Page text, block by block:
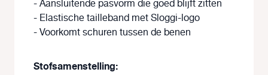
- Aansluitende pasvorm die goed blijft zitten
- Elastische tailleband met Sloggi-logo
- Voorkomt schuren tussen de benen
Stofsamenstelling: